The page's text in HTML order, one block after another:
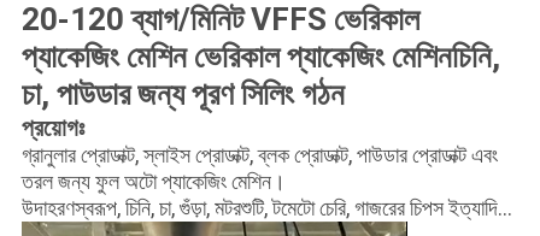
20-120 ব্যাগ/মিনিট VFFS ভেরিকাল
প্যাকেজিং মেশিন ভেরিকাল প্যাকেজিং মেশিনচিনি,
চা, পাউডার জন্য পূরণ সিলিং গঠন
প্রয়োগঃ
গ্রানুলার প্রোডাক্ট, স্লাইস প্রোডাক্ট, ব্লক প্রোডাক্ট, পাউডার প্রোডাক্ট এবং
তরল জন্য ফুল অটো প্যাকেজিং মেশিন।
উদাহরণস্বরূপ, চিনি, চা, গুঁড়া, মটরশুটি, টমেটো চেরি, গাজরের চিপস ইত্যাদি...